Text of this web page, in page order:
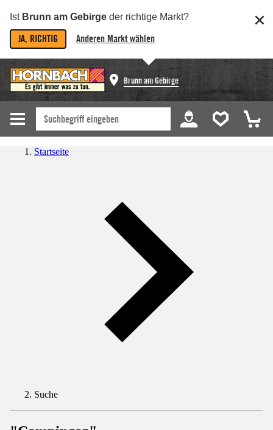
Ist Brunn am Gebirge der richtige Markt?
JA, RICHTIG Anderen Markt wählen
Brunn am Gebirge
Startseite
Suche